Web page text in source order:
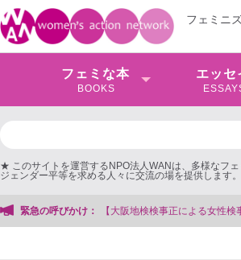
フェミニ
フェミな本
BOOKS
エッセ
★ このサイトを運営するNPO法人WANは、多様なフ
ジェンダー平等を求める人々に交流の場を提供します。
緊急の呼びかけ：
事正による女性検事への性的暴行事件】 ◆女性検事